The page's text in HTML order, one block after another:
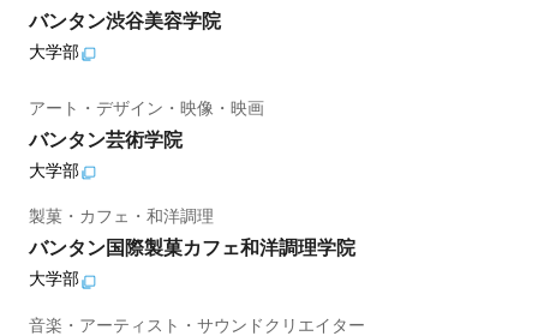
バンタン渋谷美容学院
大学部
アート・デザイン・映像・映画
バンタン芸術学院
大学部
製菓・カフェ・和洋調理
バンタン国際製菓カフェ和洋調理学院
大学部
音楽・アーティスト・サウンドクリエイター